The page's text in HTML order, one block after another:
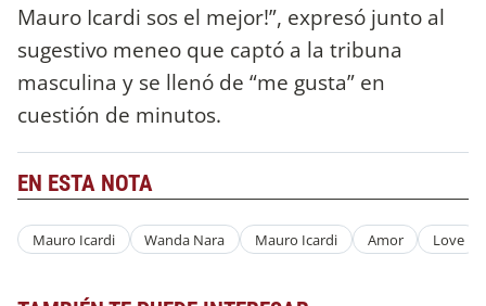
Mauro Icardi sos el mejor!”, expresó junto al
sugestivo meneo que captó a la tribuna
masculina y se llenó de “me gusta” en
cuestión de minutos.
EN ESTA NOTA
Mauro Icardi Wanda Nara Mauro Icardi Amor Love